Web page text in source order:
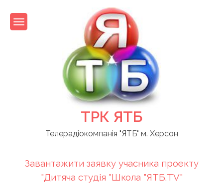
content
ТРК ЯТБ
Телерадіокомпанія "ЯТБ" м. Херсон
Завантажити заявку учасника проекту
"Дитяча студія "Школа "ЯТБ.TV"